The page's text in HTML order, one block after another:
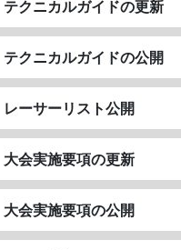
テクニカルガイドの更新
テクニカルガイドの公開
レーサーリスト公開
大会実施要項の更新
大会実施要項の公開